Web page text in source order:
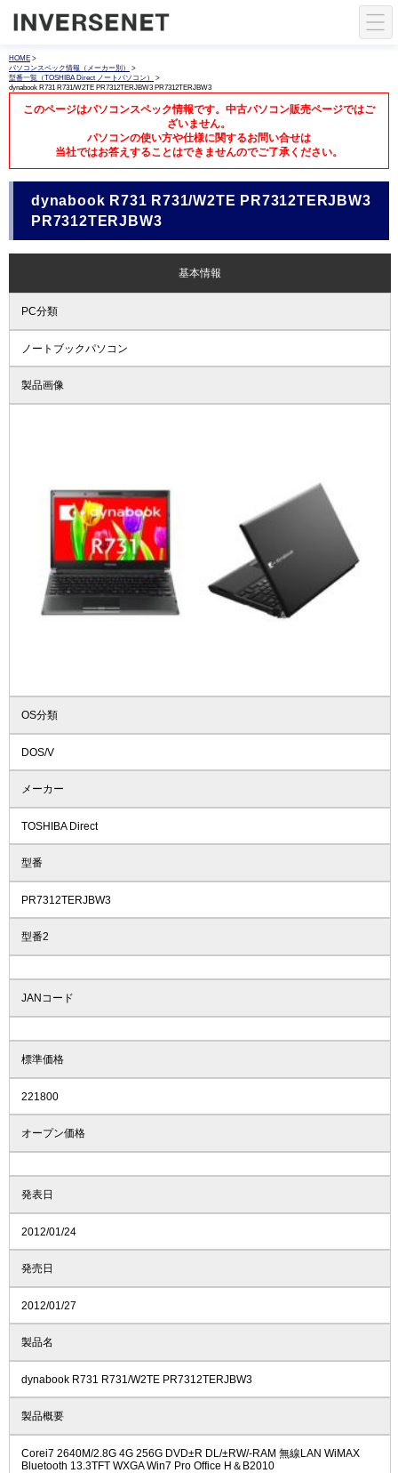
HOME >
パソコンスペック情報（メーカー別）
>
型番一覧（TOSHIBA Direct ノートパソコン）
>
dynabook R731 R731/W2TE PR7312TERJBW3 PR7312TERJBW3
このページはパソコンスペック情報です。中古パソコン販売ページではご
ざいません。
パソコンの使い方や仕様に関するお問い合せは
当社ではお答えすることはできませんのでご了承ください。
dynabook R731 R731/W2TE PR7312TERJBW3
PR7312TERJBW3
基本情報
PC分類
ノートブックパソコン
製品画像
OS分類
DOS/V
メーカー
TOSHIBA Direct
型番
PR7312TERJBW3
型番2
JANコード
標準価格
221800
オープン価格
発表日
2012/01/24
発売日
2012/01/27
製品名
dynabook R731 R731/W2TE PR7312TERJBW3
製品概要
Corei7 2640M/2.8G 4G 256G DVD±R DL/±RW/-RAM 無線LAN WiMAX
Bluetooth 13.3TFT WXGA Win7 Pro Office H＆B2010